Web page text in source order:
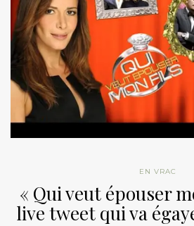
EN VRAC
« Qui veut épouser
live tweet qui va